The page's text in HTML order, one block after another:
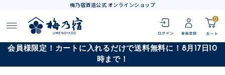
梅乃宿酒造公式 オンラインショップ
0
会員様限定！カートに入れるだけで送料無料に！8月17日10
時まで！